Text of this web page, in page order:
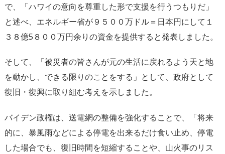
で、「ハワイの意向を尊重した形で支援を行うつもりだ」
と述べ、エネルギー省が９５００万ドル＝日本円にして１
３８億5８００万円余りの資金を提供すると発表しました。
そして、「被災者の皆さんが元の生活に戻れるよう天と地
を動かし、できる限りのことをする」として、政府として
復旧・復興に取り組む考えを示しました。
バイデン政権は、送電網の整備を強化することで、「将来
的に、暴風雨などによる停電を出来るだけ食い止め、停電
した場合でも、復旧時間を短縮することや、山火事のリス